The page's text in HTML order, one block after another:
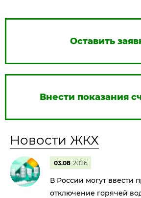
Оставить
Внести показания
Новости ЖКХ
03.08 2026
В России могут ввести
отключение горячей